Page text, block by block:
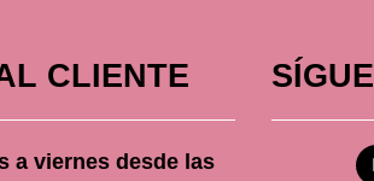
CLIENTE
a viernes desde las